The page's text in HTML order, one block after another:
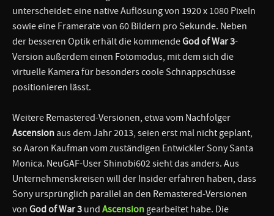
unterscheidet: eine native Auflösung von 1920 x 1080 Pixeln
sowie eine Framerate von 60 Bildern pro Sekunde. Neben
der besseren Optik erhält die kommendeGod of War 3-
Version außerdem einen Fotomodus, mit dem sich die
virtuelle Kamera für besonders coole Schnappschüsse
positionieren lässt.
Weitere Remastered-Versionen, etwa vom Nachfolger
Ascension aus dem Jahr 2013, seien erst mal nicht geplant,
so Aaron Kaufman vom zuständigen Entwickler Sony Santa
Monica. NeuGAF-User Shinobi602 sieht das anders. Aus
Unternehmenskreisen will der Insider erfahren haben, dass
Sony ursprünglich parallel an den Remastered-Versionen
von God of War 3 und Ascension gearbeitet habe. Die